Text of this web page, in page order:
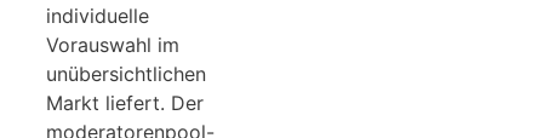
individuelle
Vorauswahl im
unübersichtlichen
Markt liefert. Der
moderatorenpool-